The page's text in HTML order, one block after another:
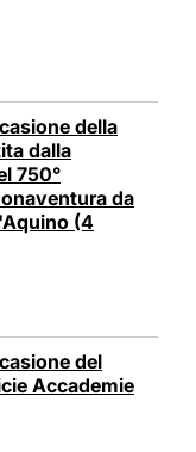
della
dalla
750°
da
(4
del
Accademie